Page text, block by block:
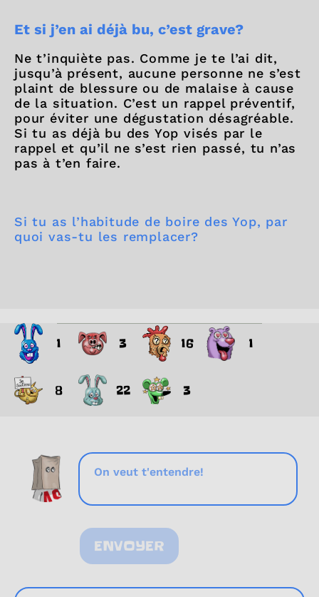
Et si j’en ai déjà bu, c’est grave?
Ne t’inquiète pas. Comme je te l’ai dit,
jusqu’à présent, aucune personne ne s’est
plaint de blessure ou de malaise à cause
de la situation. C’est un rappel préventif,
pour éviter une dégustation désagréable.
Si tu as déjà bu des Yop visés par le
rappel et qu’il ne s’est rien passé, tu n’as
pas à t’en faire.
Si tu as l’habitude de boire des Yop, par
quoi vas-tu les remplacer?
1 3 16 1
8 22 3
ENVOYER